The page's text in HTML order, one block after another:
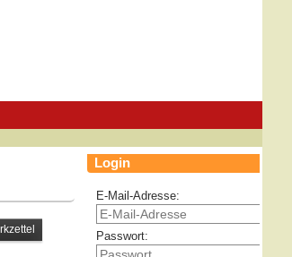
Login
E-Mail-Adresse:
Passwort: